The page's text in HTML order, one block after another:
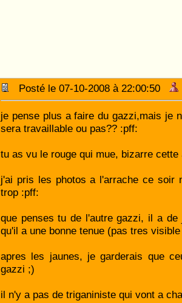
Posté le 07-10-2008 à 22:00:50
je pense plus a faire du gazzi,mais je
sera travaillable ou pas?? :pff:
tu as vu le rouge qui mue, bizarre
j'ai pris les photos a l'arrache ce soir
trop :pff:
que penses tu de l'autre gazzi, il a
qu'il a une bonne tenue (pas tres
apres les jaunes, je garderais que
gazzi ;)
il n'y a pas de triganiniste qui vont a